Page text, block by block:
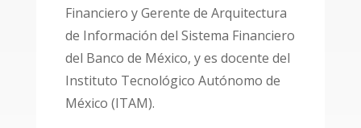
Financiero y Gerente de Arquitectura
de Información del Sistema Financiero
del Banco de México, y es docente del
Instituto Tecnológico Autónomo de
México (ITAM).